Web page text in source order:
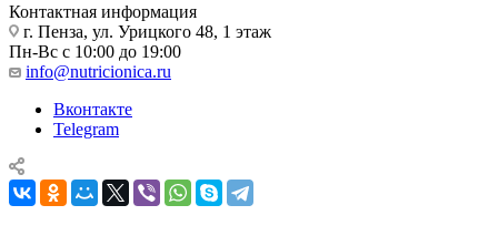
Контактная информация
г. Пенза, ул. Урицкого 48, 1 этаж
Пн-Вс с 10:00 до 19:00
info@nutricionica.ru
Вконтакте
Telegram